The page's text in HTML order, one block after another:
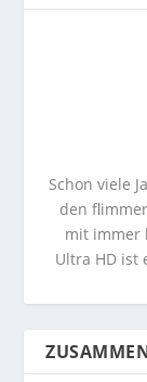
Schon viele
den
mit immer
Ultra HD ist